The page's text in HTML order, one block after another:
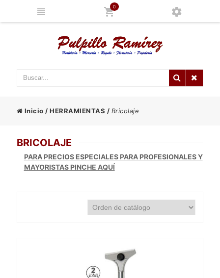
0
Inicio /HERRAMIENTAS / Bricolaje
BRICOLAJE
PARA PRECIOS ESPECIALES PARA PROFESIONALES Y
MAYORISTAS PINCHE AQUÍ